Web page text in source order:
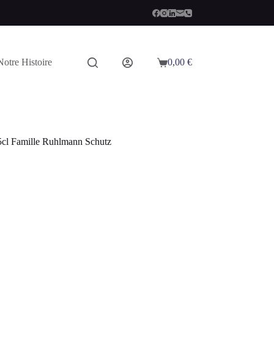
Histoire
Panier
0,00 €
Famille Ruhlmann Schutz